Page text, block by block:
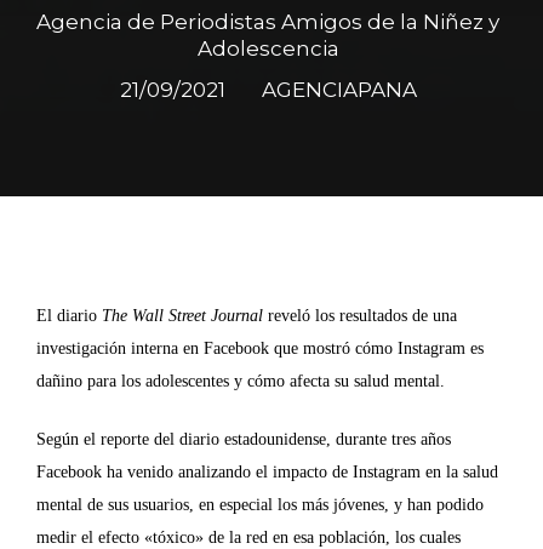
Agencia de Periodistas Amigos de la Niñez y
Adolescencia
21/09/2021
AGENCIAPANA
El diario The Wall Street Journal reveló los resultados de una
investigación interna en Facebook que mostró cómo Instagram es
dañino para los adolescentes y cómo afecta su salud mental.
Según el reporte del diario estadounidense, durante tres años
Facebook ha venido analizando el impacto de Instagram en la salud
mental de sus usuarios, en especial los más jóvenes, y han podido
medir el efecto «tóxico» de la red en esa población, los cuales